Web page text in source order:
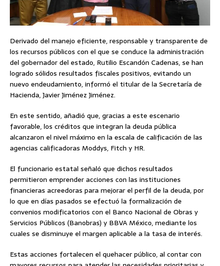
Derivado del manejo eficiente, responsable y transparente de
los recursos públicos con el que se conduce la administración
del gobernador del estado, Rutilio Escandón Cadenas, se han
logrado sólidos resultados fiscales positivos, evitando un
nuevo endeudamiento, informó el titular de la Secretaría de
Hacienda, Javier Jiménez Jiménez.
En este sentido, añadió que, gracias a este escenario
favorable, los créditos que integran la deuda pública
alcanzaron el nivel máximo en la escala de calificación de las
agencias calificadoras Moddys, Fitch y HR.
El funcionario estatal señaló que dichos resultados
permitieron emprender acciones con las instituciones
financieras acreedoras para mejorar el perfil de la deuda, por
lo que en días pasados se efectuó la formalización de
convenios modificatorios con el Banco Nacional de Obras y
Servicios Públicos (Banobras) y BBVA México, mediante los
cuales se disminuye el margen aplicable a la tasa de interés.
Estas acciones fortalecen el quehacer público, al contar con